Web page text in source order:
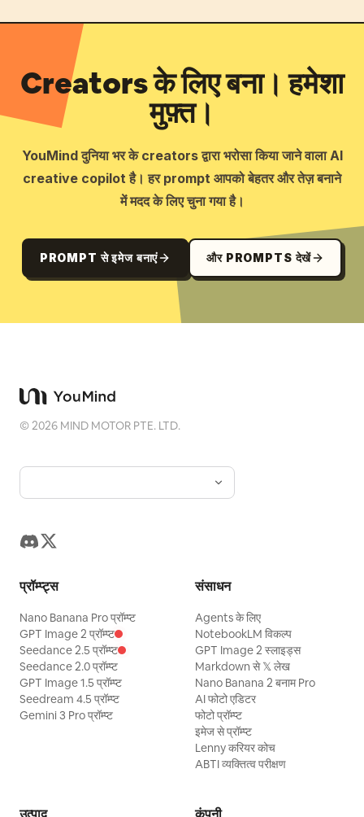
Creators के लिए बना। हमेशा
मुफ़्त।
YouMind दुनिया भर के creators द्वारा भरोसा किया जाने वाला AI
creative copilot है। हर prompt आपको बेहतर और तेज़ बनाने
में मदद के लिए चुना गया है।
PROMPT से इमेज बनाएं और PROMPTS देखें
©2026 MIND MOTOR PTE. LTD.
प्रॉम्प्ट्स
Nano Banana Pro प्रॉम्प्ट
GPT Image 2 प्रॉम्प्ट
Seedance 2.5 प्रॉम्प्ट
Seedance 2.0 प्रॉम्प्ट
GPT Image 1.5 प्रॉम्प्ट
Seedream 4.5 प्रॉम्प्ट
Gemini 3 Pro प्रॉम्प्ट
संसाधन
Agents के लिए
NotebookLM विकल्प
GPT Image 2 स्लाइड्स
Markdown से 𝕏 लेख
Nano Banana 2 बनाम Pro
AI फोटो एडिटर
फोटो प्रॉम्प्ट
इमेज से प्रॉम्प्ट
Lenny करियर कोच
ABTI व्यक्तित्व परीक्षण